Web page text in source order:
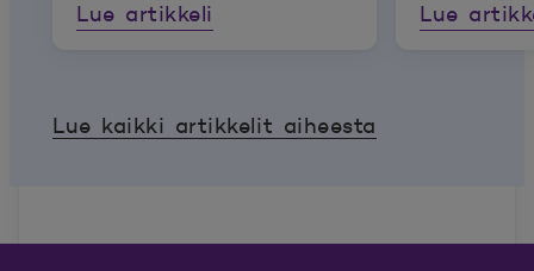
Lue artikkeli Lue
Lue kaikki artikkelit aiheesta